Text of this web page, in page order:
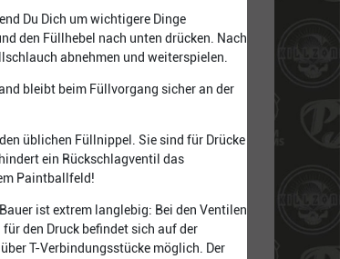
Du Dich um wichtigere Dinge
den Füllhebel nach unten drücken. Nach
abnehmen und weiterspielen.
bleibt beim Füllvorgang sicher an der
üblichen Füllnippel. Sie sind für Drücke
ein Rückschlagventil das
Paintballfeld!
ist extrem langlebig: Bei den Ventilen
den Druck befindet sich auf der
T-Verbindungsstücke möglich. Der